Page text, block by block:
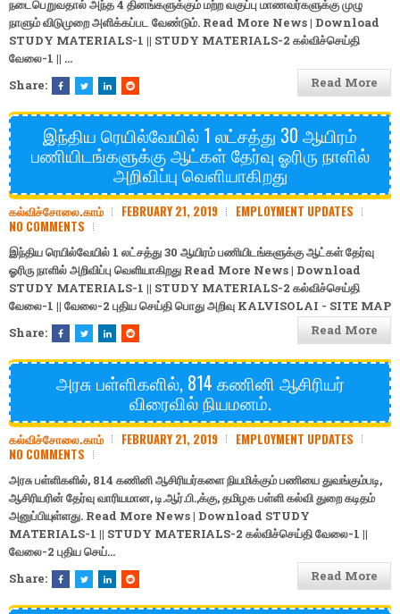
நடைபெறுவதால் அந்த 4 தினங்களுக்கும் மற்ற வகுப்பு மாணவர்களுக்கு முழு
நாளும் விடுமுறை அளிக்கப்பட வேண்டும். Read More News | Download
STUDY MATERIALS-1 || STUDY MATERIALS-2 கல்விச்செய்தி
வேலை-1 || …
Share:
Read More
இந்திய ரெயில்வேயில் 1 லட்சத்து 30 ஆயிரம்
பணியிடங்களுக்கு ஆட்கள் தேர்வு ஓரிரு நாளில்
அறிவிப்பு வெளியாகிறது
கல்விச்சோலை.காம் FEBRUARY 21, 2019
EMPLOYMENT UPDATES
NO COMMENTS
இந்திய ரெயில்வேயில் 1 லட்சத்து 30 ஆயிரம் பணியிடங்களுக்கு ஆட்கள் தேர்வு
ஓரிரு நாளில் அறிவிப்பு வெளியாகிறது Read More News | Download
STUDY MATERIALS-1 || STUDY MATERIALS-2 கல்விச்செய்தி
வேலை-1 || வேலை-2 புதிய செய்திபொது அறிவு KALVISOLAI - SITE MAP
Share:
Read More
அரசு பள்ளிகளில், 814 கணினி ஆசிரியர்
விரைவில் நியமனம்.
கல்விச்சோலை.காம் FEBRUARY 21, 2019
EMPLOYMENT UPDATES
NO COMMENTS
அரசு பள்ளிகளில், 814 கணினி ஆசிரியர்களை நியமிக்கும் பணியை துவங்கும்படி,
ஆசிரியரின் தேர்வு வாரியமான, டி.ஆர்.பி.,க்கு, தமிழக பள்ளி கல்வி துறை கடிதம்
அனுப்பியுள்ளது. Read More News | Download STUDY
MATERIALS-1 || STUDY MATERIALS-2 கல்விச்செய்திவேலை-1 ||
வேலை-2 புதிய செய்…
Share:
Read More